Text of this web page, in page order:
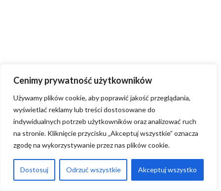
Cenimy prywatność użytkowników
Używamy plików cookie, aby poprawić jakość przeglądania,
wyświetlać reklamy lub treści dostosowane do
indywidualnych potrzeb użytkowników oraz analizować ruch
na stronie. Kliknięcie przycisku „Akceptuj wszystkie” oznacza
zgodę na wykorzystywanie przez nas plików cookie.
Dostosuj Odrzuć wszystkie Akceptuj wszystko